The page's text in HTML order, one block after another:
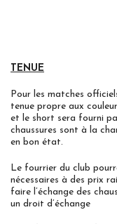
TENUE
Pour les matches
tenue propre aux
et le short sera fourni
chaussures sont à la
en bon état.
Le fourrier du club
nécessaires à des prix
faire l’échange des
un droit d’échange